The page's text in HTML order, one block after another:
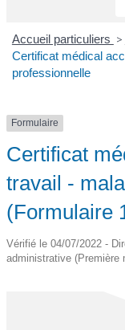
Accueil particuliers >
Certificat médical
professionnelle
Formulaire
Certificat
travail -
(Formulaire
Vérifié le 04/07/2022 -
administrative (Première